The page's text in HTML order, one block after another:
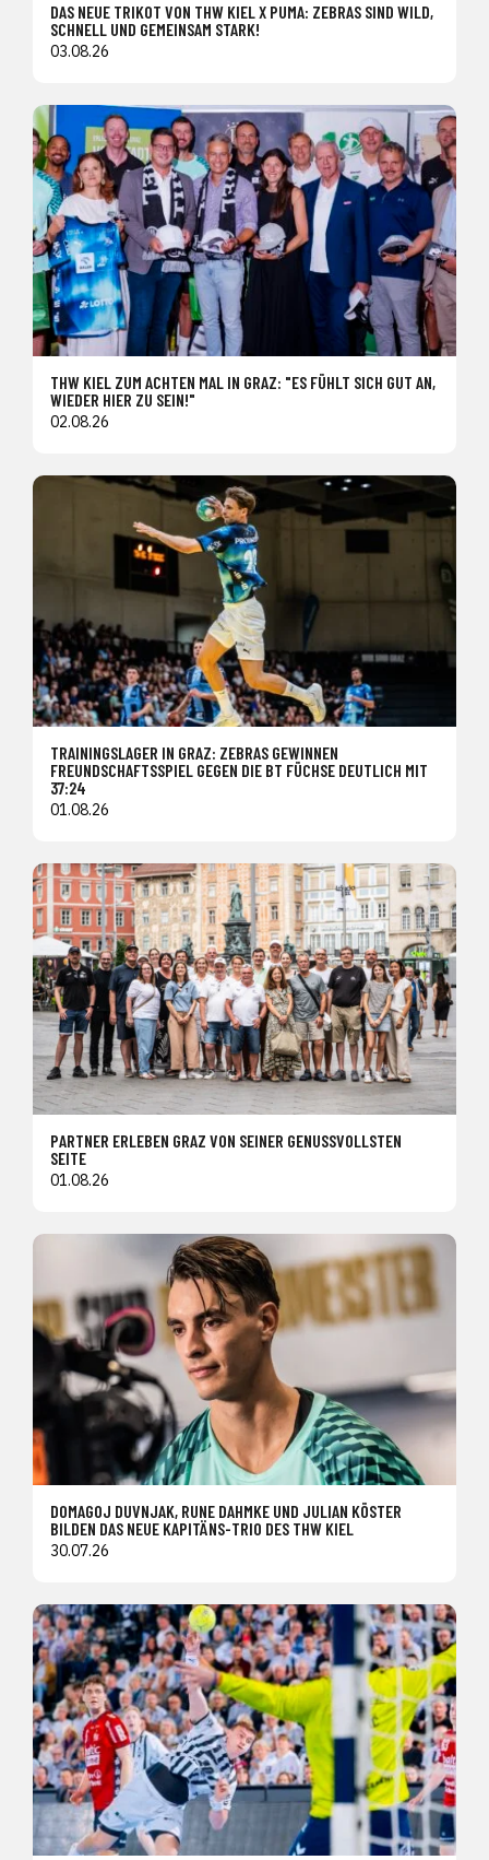
DAS NEUE TRIKOT VON THW KIEL X PUMA: ZEBRAS SIND WILD,
SCHNELL UND GEMEINSAM STARK!
03.08.26
THW KIEL ZUM ACHTEN MAL IN GRAZ: "ES FÜHLT SICH GUT AN,
WIEDER HIER ZU SEIN!"
02.08.26
TRAININGSLAGER IN GRAZ: ZEBRAS GEWINNEN
FREUNDSCHAFTSSPIEL GEGEN DIE BT FÜCHSE DEUTLICH MIT
37:24
01.08.26
PARTNER ERLEBEN GRAZ VON SEINER GENUSSVOLLSTEN
SEITE
01.08.26
DOMAGOJ DUVNJAK, RUNE DAHMKE UND JULIAN KÖSTER
BILDEN DAS NEUE KAPITÄNS-TRIO DES THW KIEL
30.07.26